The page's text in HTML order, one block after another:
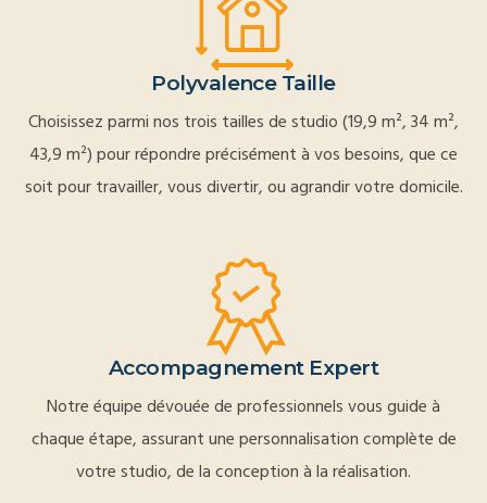
Polyvalence Taille
Choisissez parmi nos trois tailles de studio (19,9 m², 34 m²,
43,9 m²) pour répondre précisément à vos besoins, que ce
soit pour travailler, vous divertir, ou agrandir votre domicile.
Accompagnement Expert
Notre équipe dévouée de professionnels vous guide à
chaque étape, assurant une personnalisation complète de
votre studio, de la conception à la réalisation.